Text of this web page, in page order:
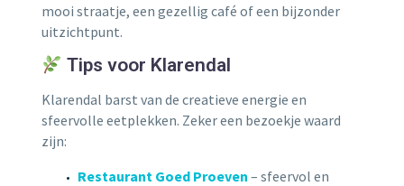
mooi straatje, een gezellig café of een bijzonder
uitzichtpunt.
Tips voor Klarendal
Klarendal barst van de creatieve energie en
sfeervolle eetplekken. Zeker een bezoekje waard
zijn:
Restaurant Goed Proeven – sfeervol en